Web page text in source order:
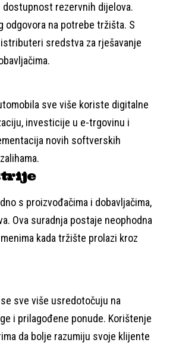
rezervnih dijelova.
odgovora na potrebe tržišta. S
sredstva za rješavanje
sve više koriste digitalne
investicije u e-trgovinu i
novih softverskih
s proizvođačima i dobavljačima,
Ova suradnja postaje neophodna
kada tržište prolazi kroz
sve više usredotočuju na
i prilagođene ponude. Korištenje
da bolje razumiju svoje klijente